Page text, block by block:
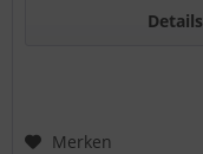
Details
Merken